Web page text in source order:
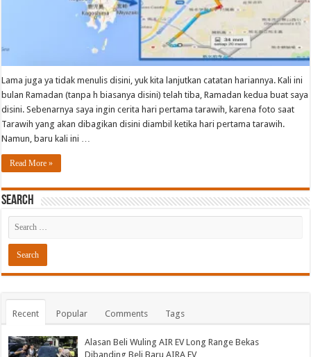
Lama juga ya tidak menulis disini, yuk kita lanjutkan catatan hariannya. Kali ini
bulan Ramadan (tanpa h biasanya disini) telah tiba, Ramadan kedua buat saya
disini. Sebenarnya saya ingin cerita hari pertama tarawih, karena foto saat
Tarawih yang akan dibagikan disini diambil ketika hari pertama tarawih.
Namun, baru kali ini …
Read More »
Search
Recent Popular Comments Tags
Alasan Beli Wuling AIR EV Long Range Bekas
Dibanding Beli Baru AIRA EV